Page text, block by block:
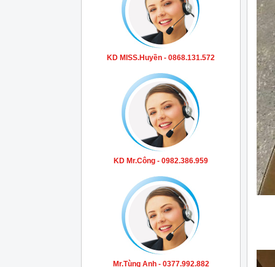
KD MISS.Huyền - 0868.131.572
KD Mr.Công - 0982.386.959
Mr.Tùng Anh - 0377.992.882